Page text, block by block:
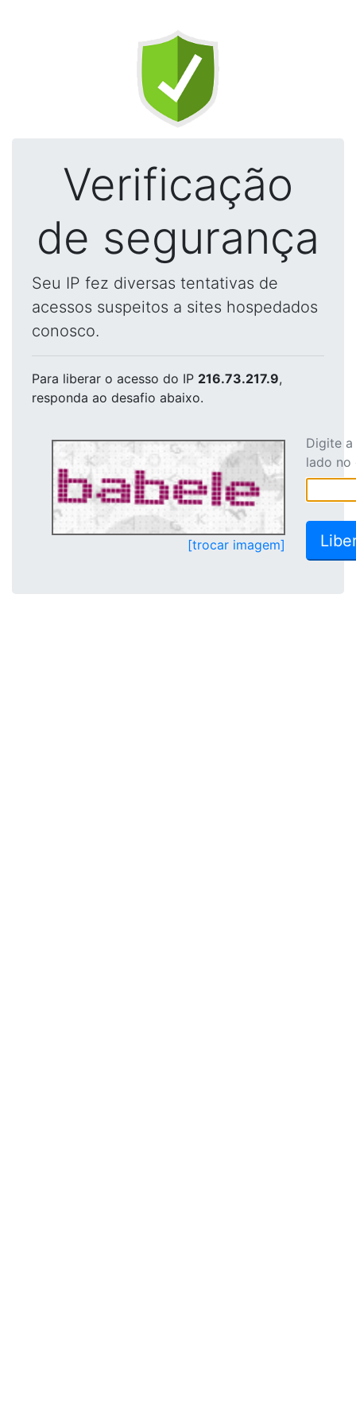
Verificação
de segurança
Seu IP fez diversas tentativas de
acessos suspeitos a sites hospedados
conosco.
Para liberar o acesso do IP 216.73.217.9,
responda ao desafio abaixo.
[trocar imagem]
Digite
lado no